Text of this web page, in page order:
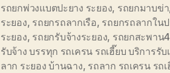
รถยกพ่วงแบตปะยาง ระยอง, รถยกมาบข่า
ระยอง, รถยกรถลากเรือ, รถยกรถลากใน
ระยอง, รถยกรับจ้างระยอง, รถยกสะพาน
รับจ้าง บรรทุก รถเครน รถเฮี๊ยบ บริการรั
ลาก ระยอง บ้านฉาง, รถลาก รถเครน รถ